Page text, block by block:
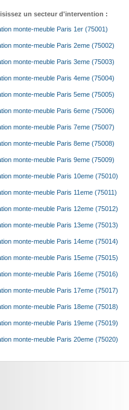
un secteur d'intervention :
monte-meuble Paris 1er (75001)
monte-meuble Paris 2eme (75002)
monte-meuble Paris 3eme (75003)
monte-meuble Paris 4eme (75004)
monte-meuble Paris 5eme (75005)
monte-meuble Paris 6eme (75006)
monte-meuble Paris 7eme (75007)
monte-meuble Paris 8eme (75008)
monte-meuble Paris 9eme (75009)
monte-meuble Paris 10eme (75010)
monte-meuble Paris 11eme (75011)
monte-meuble Paris 12eme (75012)
monte-meuble Paris 13eme (75013)
monte-meuble Paris 14eme (75014)
monte-meuble Paris 15eme (75015)
monte-meuble Paris 16eme (75016)
monte-meuble Paris 17eme (75017)
monte-meuble Paris 18eme (75018)
monte-meuble Paris 19eme (75019)
monte-meuble Paris 20eme (75020)